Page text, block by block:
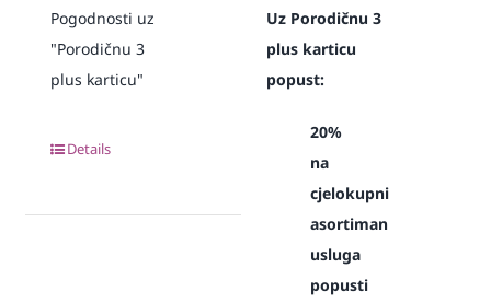
Pogodnosti uz
"Porodičnu 3
plus karticu"
Details
Uz Porodičnu 3
plus karticu
popust:
20%
na
cjelokupni
asortiman
usluga
popusti